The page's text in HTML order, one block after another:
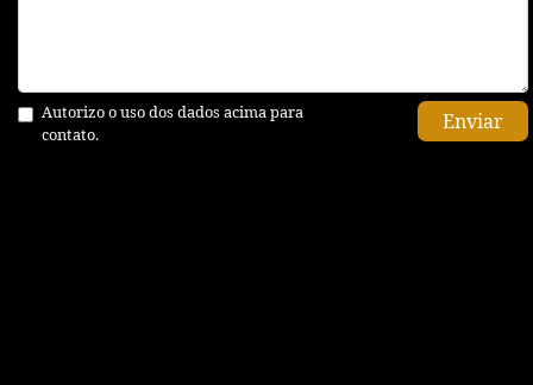
Autorizo o uso dos dados acima para
contato.
Enviar